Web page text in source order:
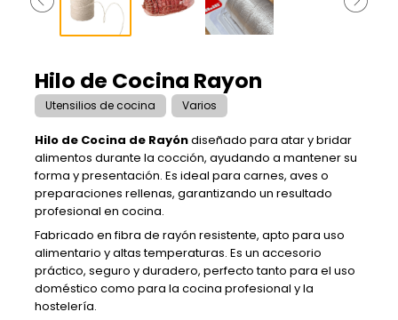
Hilo de Cocina Rayon
Utensilios de cocina Varios
Hilo de Cocina de Rayóndiseñado para atar y bridar
alimentos durante la cocción, ayudando a mantener su
forma y presentación. Es ideal para carnes, aves o
preparaciones rellenas, garantizando un resultado
profesional en cocina.
Fabricado en fibra de rayón resistente, apto para uso
alimentario y altas temperaturas. Es un accesorio
práctico, seguro y duradero, perfecto tanto para el uso
doméstico como para la cocina profesional y la
hostelería.